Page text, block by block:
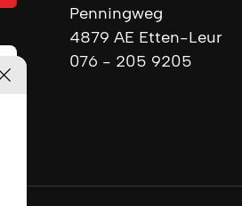
Penningweg
4879 AE Etten-Leur
076 - 205 9205